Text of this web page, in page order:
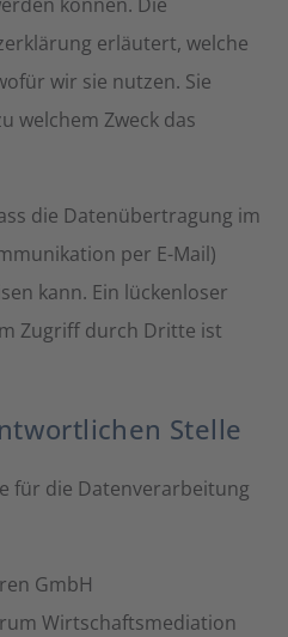
erläutert, welche
wir sie nutzen. Sie
welchem Zweck das
die Datenübertragung im
per E-Mail)
kann. Ein lückenloser
Zugriff durch Dritte ist
Stelle
für die Datenverarbeitung
GmbH
Wirtschaftsmediation